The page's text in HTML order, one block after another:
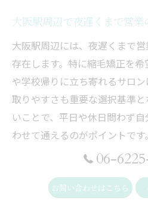
大阪駅周辺で夜遅くまで営業
大阪駅周辺には、夜遅くまで
存在します。特に縮毛矯正を
や学校帰りに立ち寄れるサロ
取りやすさも重要な選択基準と
いことで、平日や休日問わず
わせて通えるのがポイントです。
夜遅くまで営業している美容
スタッフの専門性を確認しま
が必要な施術のため、経験豊
06-
お問い合わせはこちら